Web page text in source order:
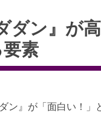
ダン』が
素
ン』が「面白い！」